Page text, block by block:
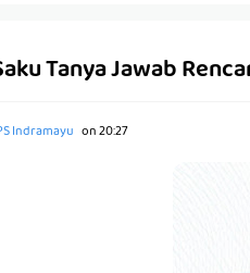
Tanya Jawab
Indramayu on20:27